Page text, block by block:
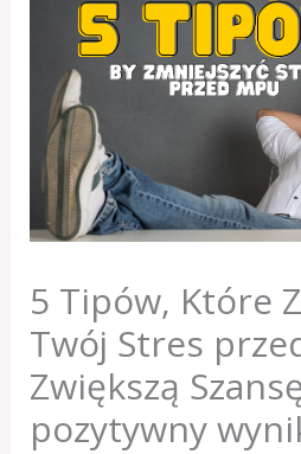
5 Tipów, Które
Twój Stres
Zwiększą
pozytywny